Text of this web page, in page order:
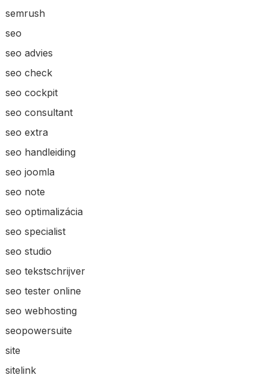
semrush
seo
seo advies
seo check
seo cockpit
seo consultant
seo extra
seo handleiding
seo joomla
seo note
seo optimalizácia
seo specialist
seo studio
seo tekstschrijver
seo tester online
seo webhosting
seopowersuite
site
sitelink